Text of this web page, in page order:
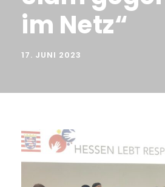
im Netz“
17. JUNI 2023